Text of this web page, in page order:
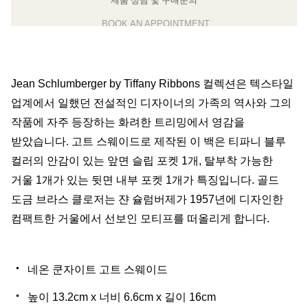
Jean Schlumberger by Tiffany Ribbons 컬렉션은 텍스타일
업계에서 일했던 전설적인 디자이너의 가족의 역사와 그의
작품에 자주 등장하는 화려한 트리밍에서 영감을
받았습니다. 고트 스웨이드로 제작된 이 백은 티파니 블루
컬러의 안감이 있는 앞면 슬립 포켓 1개, 탈부착 가능한
거울 1개가 있는 뒷면 내부 포켓 1개가 특징입니다. 골드
도금 브라스 클로저는 쟌 슐럼버제가 1957년에 디자인한
컴팩트한 거울에서 선보인 모티프를 떠올리게 합니다.
네온 쿤자이트 고트 스웨이드
높이 13.2cm x 너비 6.6cm x 길이 16cm